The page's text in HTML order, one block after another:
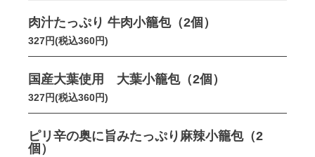
肉汁たっぷり 牛肉小籠包（2個）
327円(税込360円)
国産大葉使用 大葉小籠包（2個）
327円(税込360円)
ピリ辛の奥に旨みたっぷり麻辣小籠包（2
個）